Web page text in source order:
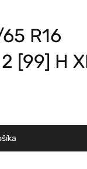
R16
2 [99] H